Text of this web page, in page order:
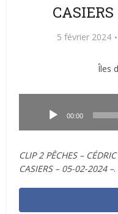
5 février 2024
Îles
00:00
CLIP 2 PÊCHES –
CASIERS – 05-02-2024 –.